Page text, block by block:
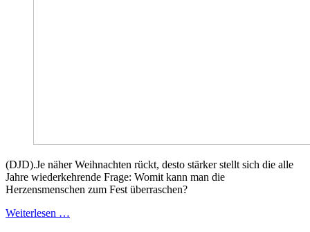
(DJD).Je näher Weihnachten rückt, desto stärker stellt sich die alle
Jahre wiederkehrende Frage: Womit kann man die
Herzensmenschen zum Fest überraschen?
Weiterlesen …